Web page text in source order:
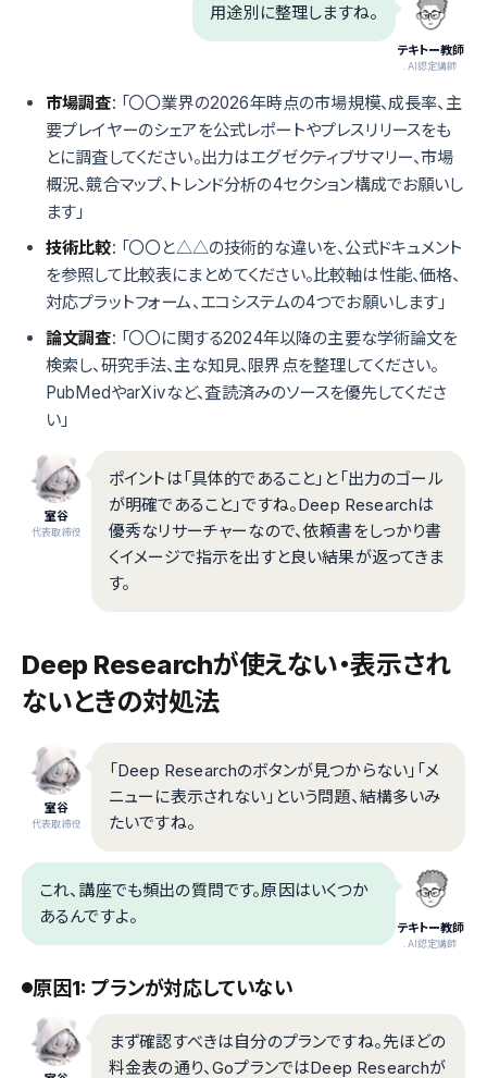
テキトー教師
.AI認定講師
用途別に整理しますね。
市場調査: 「〇〇業界の2026年時点の市場規模、成長率、主
要プレイヤーのシェアを公式レポートやプレスリリースをも
とに調査してください。出力はエグゼクティブサマリー、市場
概況、競合マップ、トレンド分析の4セクション構成でお願いし
ます」
技術比較: 「〇〇と△△の技術的な違いを、公式ドキュメント
を参照して比較表にまとめてください。比較軸は性能、価格、
対応プラットフォーム、エコシステムの4つでお願いします」
論文調査: 「〇〇に関する2024年以降の主要な学術論文を
検索し、研究手法、主な知見、限界点を整理してください。
PubMedやarXivなど、査読済みのソースを優先してくださ
い」
室谷
代表取締役
ポイントは「具体的であること」と「出力のゴール
が明確であること」ですね。Deep Researchは
優秀なリサーチャーなので、依頼書をしっかり書
くイメージで指示を出すと良い結果が返ってきま
す。
Deep Researchが使えない・表示され
ないときの対処法
室谷
代表取締役
「Deep Researchのボタンが見つからない」「メ
ニューに表示されない」という問題、結構多いみ
たいですね。
テキトー教師
.AI認定講師
これ、講座でも頻出の質問です。原因はいくつか
あるんですよ。
原因1: プランが対応していない
まず確認すべきは自分のプランですね。先ほどの
料金表の通り、GoプランではDeep Researchが